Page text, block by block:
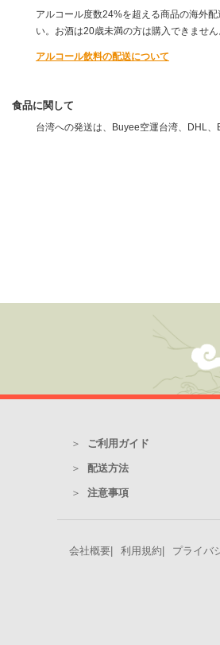
アルコール度数24%を超える商品の海外
い。お酒は20歳未満の方は購入できません
アルコール飲料の配送について
食品に関して
台湾への発送は、Buyee空運台湾、DHL
ご利用ガイド
配送方法
注意事項
会社概要 利用規約 プライバ